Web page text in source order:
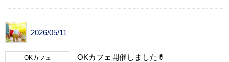
2026/05/11
OKカフェ OKカフェ開催しました💊